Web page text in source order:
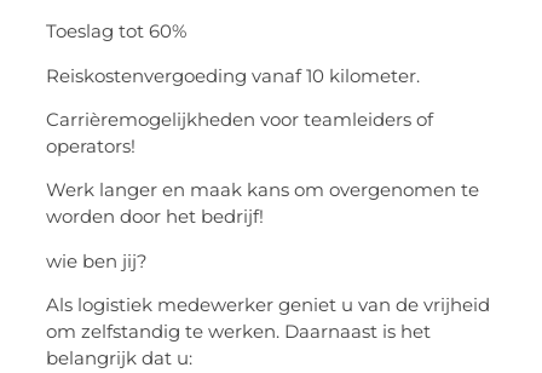
Toeslag tot 60%
Reiskostenvergoeding vanaf 10 kilometer.
Carrièremogelijkheden voor teamleiders of
operators!
Werk langer en maak kans om overgenomen te
worden door het bedrijf!
wie ben jij?
Als logistiek medewerker geniet u van de vrijheid
om zelfstandig te werken. Daarnaast is het
belangrijk dat u: